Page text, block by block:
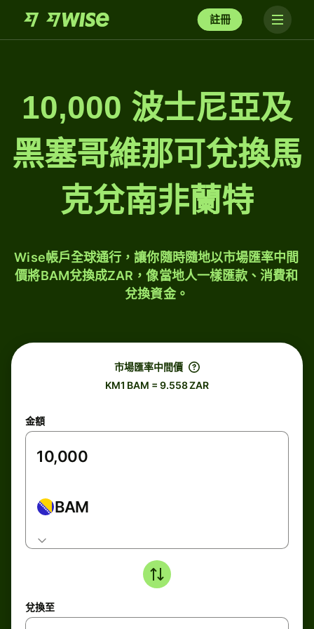
註冊
10,000 波士尼亞及
黑塞哥維那可兌換馬
克兌南非蘭特
Wise帳戶全球通行，讓你隨時隨地以市場匯率中間
價將BAM兌換成ZAR，像當地人一樣匯款、消費和
兌換資金。
市場匯率中間價
KM1 BAM = 9.558 ZAR
金額
BAM
兌換至